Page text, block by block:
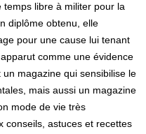
libre à militer pour la
diplôme obtenu, elle
pour une cause lui tenant
comme une évidence
un magazine qui sensibilise le
mais aussi un magazine
mode de vie très
conseils, astuces et recettes